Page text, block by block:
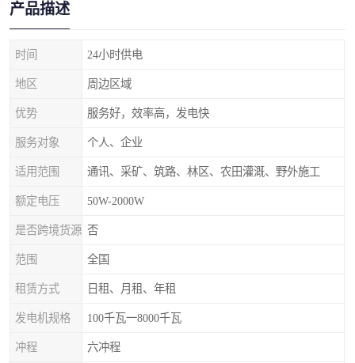
产品描述
时间 24小时供电
地区 周边区域
优势 服务好，效率高，发电快
服务对象 个人、企业
适用范围 通讯、采矿、筑路、林区、农田灌溉、野外施工
额定电压 50W-2000W
是否跨境货源 否
范围 全国
租赁方式 日租、月租、年租
发电机规格 100千瓦一8000千瓦
冲程 六冲程